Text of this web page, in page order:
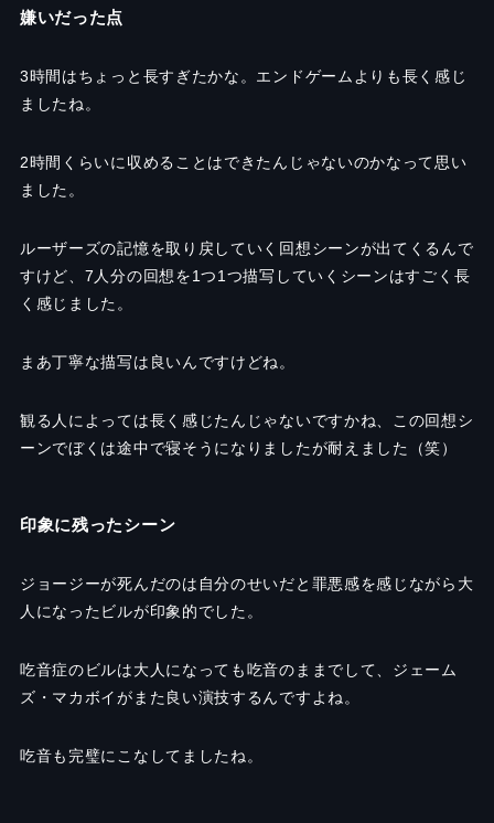
嫌いだった点
3時間はちょっと長すぎたかな。エンドゲームよりも長く感じ
ましたね。
2時間くらいに収めることはできたんじゃないのかなって思い
ました。
ルーザーズの記憶を取り戻していく回想シーンが出てくるんで
すけど、7人分の回想を1つ1つ描写していくシーンはすごく長
く感じました。
まあ丁寧な描写は良いんですけどね。
観る人によっては長く感じたんじゃないですかね、この回想シ
ーンでぼくは途中で寝そうになりましたが耐えました（笑）
印象に残ったシーン
ジョージーが死んだのは自分のせいだと罪悪感を感じながら大
人になったビルが印象的でした。
吃音症のビルは大人になっても吃音のままでして、ジェーム
ズ・マカボイがまた良い演技するんですよね。
吃音も完璧にこなしてましたね。